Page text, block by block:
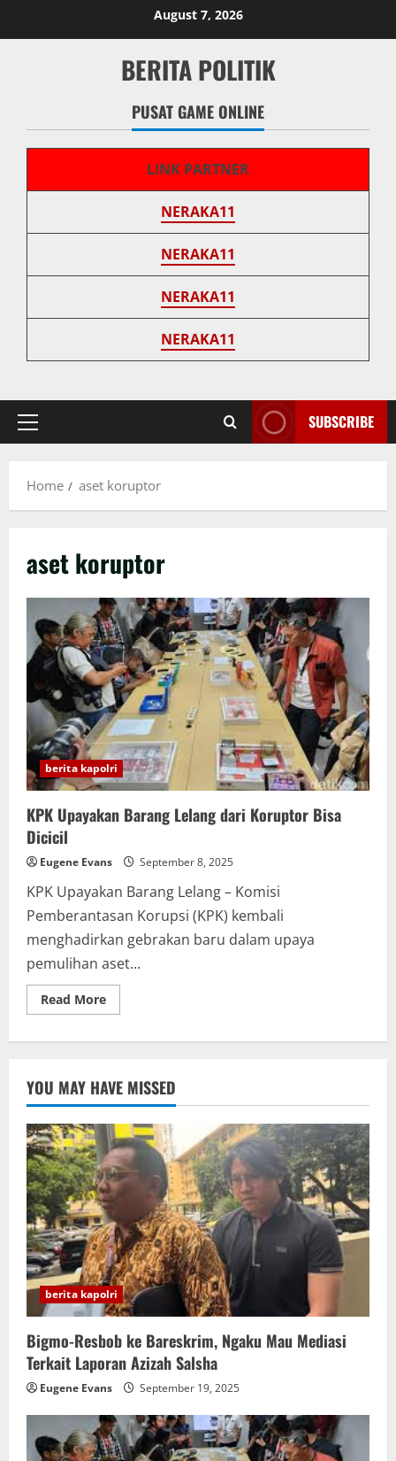
to
August 7, 2026
BERITA POLITIK
PUSAT GAME ONLINE
LINK PARTNER
NERAKA11
NERAKA11
NERAKA11
NERAKA11
Primary
SUBSCRIBE
Home aset koruptor
aset koruptor
berita kapolri
KPK Upayakan Barang Lelang dari Koruptor Bisa
Dicicil
Eugene Evans September 8, 2025
KPK Upayakan Barang Lelang – Komisi
Pemberantasan Korupsi (KPK) kembali
menghadirkan gebrakan baru dalam upaya
pemulihan aset...
Read MoreRead
more
dari
Koruptor
Bisa
Dicicil
YOU MAY HAVE MISSED
berita kapolri
Bigmo-Resbob ke Bareskrim, Ngaku Mau Mediasi
Terkait Laporan Azizah Salsha
Eugene Evans September 19, 2025